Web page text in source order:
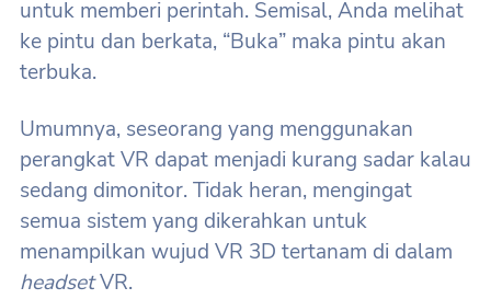
untuk memberi perintah. Semisal, Anda melihat
ke pintu dan berkata, “Buka” maka pintu akan
terbuka.
Umumnya, seseorang yang menggunakan
perangkat VR dapat menjadi kurang sadar kalau
sedang dimonitor. Tidak heran, mengingat
semua sistem yang dikerahkan untuk
menampilkan wujud VR 3D tertanam di dalam
headsetVR.